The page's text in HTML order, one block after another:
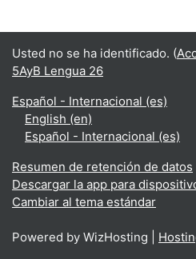
Usted no se ha identificado. (
5AyB Lengua 26
Español - Internacional ‎(es)‎
English ‎(en)‎
Español - Internacional ‎(es)‎
Resumen de retención de datos
Descargar la app para
Cambiar al tema estándar
Powered by WizHosting |